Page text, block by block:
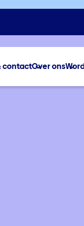
contactOver ons